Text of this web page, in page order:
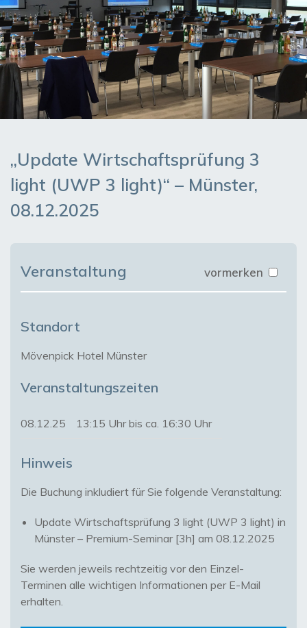
„Update Wirtschaftsprüfung 3
light (UWP 3 light)“ – Münster,
08.12.2025
Veranstaltung vormerken
Standort
Mövenpick Hotel Münster
Veranstaltungszeiten
08.12.25 13:15 Uhr bis ca. 16:30 Uhr
Hinweis
Update Wirtschaftsprüfung 3 light (UWP 3 light) in
Münster – Premium-Seminar [3h] am 08.12.2025
Sie werden jeweils rechtzeitig vor den Einzel-
Terminen alle wichtigen Informationen per E-Mail
erhalten.